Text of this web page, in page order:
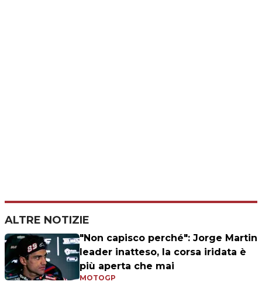
ALTRE NOTIZIE
"Non capisco perché": Jorge Martin
leader inatteso, la corsa iridata è
più aperta che mai
MOTOGP